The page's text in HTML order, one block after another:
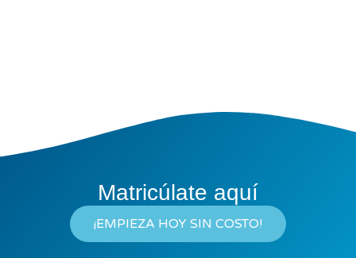
Matricúlate aquí
¡EMPIEZA HOY SIN COSTO!